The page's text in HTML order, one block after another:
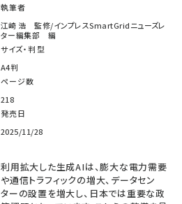
執筆者
江崎 浩 監修/インプレスSmartGridニューズレ
ター編集部 編
サイズ・判型
A4判
ページ数
218
発売日
2025/11/28
利用拡大した生成AIは、膨大な電力需要
や通信トラフィックの増大、データセン
ターの設置を増大し、日本では重要な政